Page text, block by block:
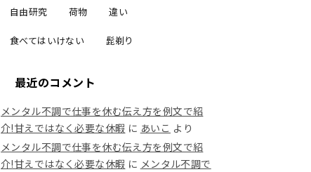
自由研究 荷物 違い
食べてはいけない 髭剃り
最近のコメント
メンタル不調で仕事を休む伝え方を例文で紹
介!甘えではなく必要な休暇 に あいこ より
メンタル不調で仕事を休む伝え方を例文で紹
介!甘えではなく必要な休暇 に メンタル不調で